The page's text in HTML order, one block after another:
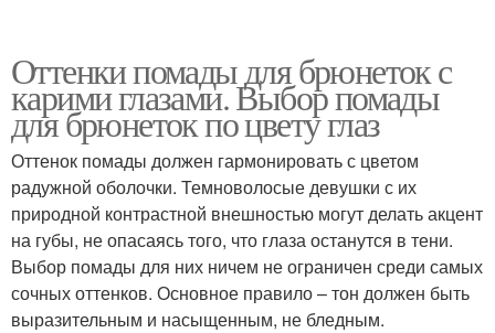
Оттенки помады для брюнеток с
карими глазами. Выбор помады
для брюнеток по цвету глаз
Оттенок помады должен гармонировать с цветом
радужной оболочки. Темноволосые девушки с их
природной контрастной внешностью могут делать акцент
на губы, не опасаясь того, что глаза останутся в тени.
Выбор помады для них ничем не ограничен среди самых
сочных оттенков. Основное правило – тон должен быть
выразительным и насыщенным, не бледным.